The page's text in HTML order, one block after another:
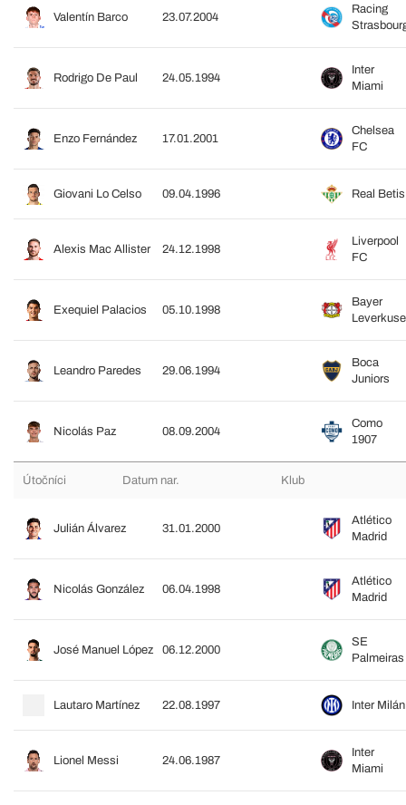
Valentín Barco 23.07.2004
Racing
Rodrigo De Paul 24.05.1994
Inter
Miami
Enzo Fernández 17.01.2001
Chelsea
FC
Giovani Lo Celso 09.04.1996 Real Betis
Alexis Mac Allister 24.12.1998
Liverpool
FC
Exequiel Palacios 05.10.1998
Bayer
Leandro Paredes 29.06.1994
Boca
Juniors
Nicolás Paz 08.09.2004
Como
1907
Útočníci Datum nar. Klub
Julián Álvarez 31.01.2000
Atlético
Madrid
Nicolás González 06.04.1998
Atlético
Madrid
José Manuel López 06.12.2000
SE
Palmeiras
Lautaro Martínez 22.08.1997 Inter Milán
Lionel Messi 24.06.1987
Inter
Miami